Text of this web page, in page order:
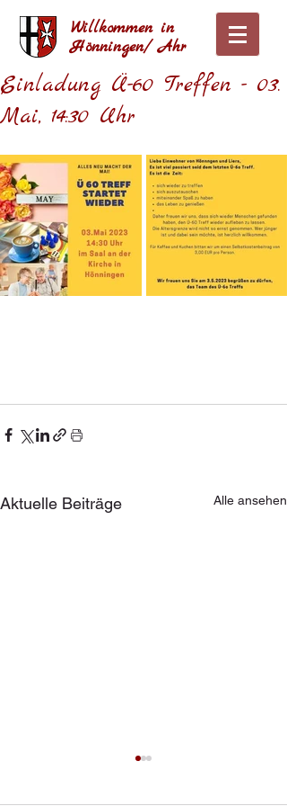
Willkommen in
Hönningen/ Ahr
Einladung Ü-60 Treffen - 03.
Mai, 14:30 Uhr
Aktuelle Beiträge Alle ansehen